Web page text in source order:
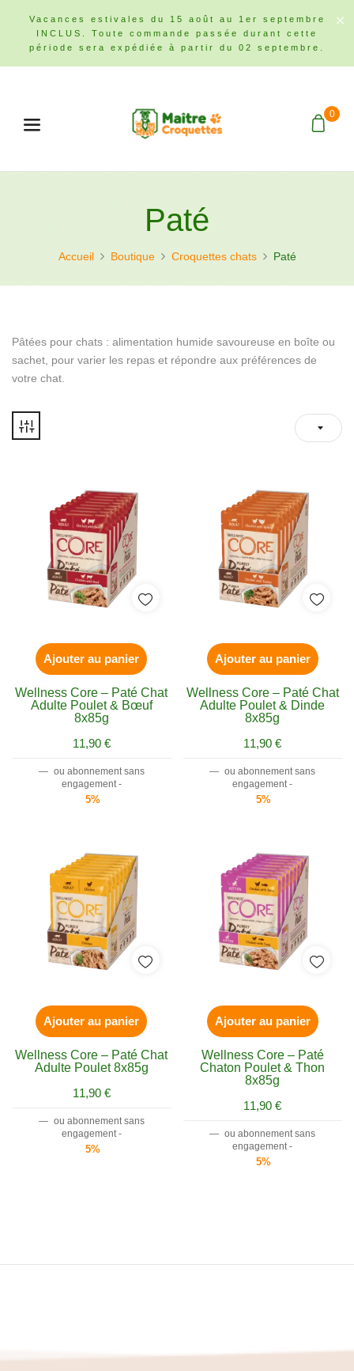
Vacances estivales du 15 août au 1er septembre
INCLUS. Toute commande passée durant cette
période sera expédiée à partir du 02 septembre.
0
Paté
Accueil Boutique Croquettes chats Paté
Pâtées pour chats : alimentation humide savoureuse en boîte ou
sachet, pour varier les repas et répondre aux préférences de
votre chat.
Ajouter au panier
Wellness Core – Paté Chat
Adulte Poulet & Bœuf
8x85g
11,90 €
— ou abonnement sans
engagement -
5%
Ajouter au panier
Wellness Core – Paté Chat
Adulte Poulet & Dinde
8x85g
11,90€
— ou abonnement sans
engagement -
5%
Ajouter au panier
Wellness Core – Paté Chat
Adulte Poulet 8x85g
11,90 €
— ou abonnement sans
engagement -
5%
Ajouter au panier
Wellness Core – Paté
Chaton Poulet & Thon
8x85g
11,90€
— ou abonnement sans
engagement -
5%